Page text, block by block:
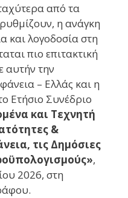
από τα
η ανάγκη
και λογοδοσία στη
πιο επιτακτική
αυτήν την
– Ελλάς και η
Ετήσιο Συνέδριο
και Τεχνητή
&
τις Δημόσιες
,
2026, στη